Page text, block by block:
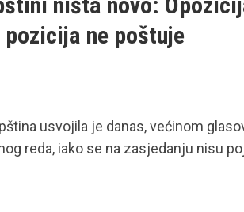
ne poštuje
usvojila je danas, većinom
reda, iako se na zasjedanju nisu